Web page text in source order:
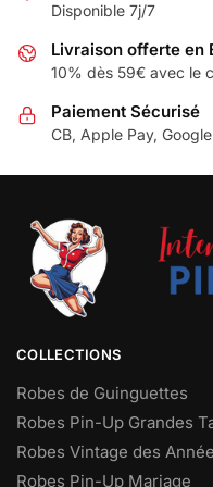
Disponible 7j/7
Livraison offerte en
10% dès 59€ avec le
Paiement Sécurisé
CB, Apple Pay,
COLLECTIONS
Robes de Guinguettes
Robes Pin-Up Grandes
Robes Vintage des
Robes Pin-Up Mariage